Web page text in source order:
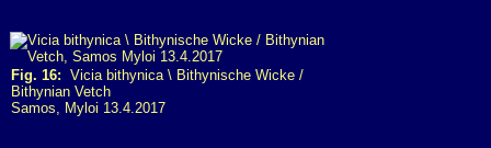
Fig. 16: Vicia bithynica \ Bithynische Wicke /
Bithynian Vetch
Samos, Myloi 13.4.2017